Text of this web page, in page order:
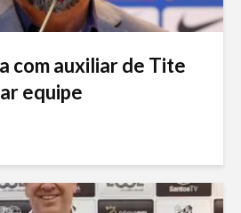
com auxiliar de Tite
equipe